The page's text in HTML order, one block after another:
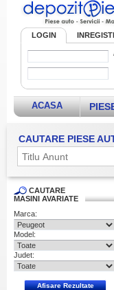
LOGIN
ACASA
CAUTARE PIESE
CAUTARE
MASINI AVARIATE
Marca:
Model:
Judet: